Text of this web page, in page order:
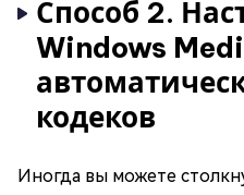
Способ 2.
Windows
кодеков
Иногда вы можете